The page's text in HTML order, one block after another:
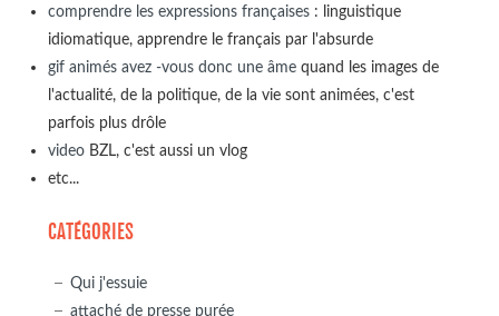
comprendre les expressions françaises: linguistique
idiomatique, apprendre le français par l'absurde
gif animés avez -vous donc une âmequand les images de
l'actualité, de la politique, de la vie sont animées, c'est
parfois plus drôle
videoBZL, c'est aussi un vlog
etc...
CATÉGORIES
Qui j'essuie
attaché de presse purée